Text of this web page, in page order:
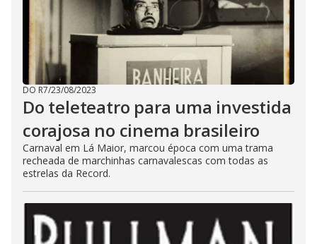
DO R7/23/08/2023
Do teleteatro para uma investida
corajosa no cinema brasileiro
Carnaval em Lá Maior, marcou época com uma trama
recheada de marchinhas carnavalescas com todas as
estrelas da Record.